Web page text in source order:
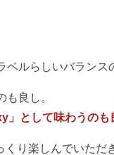
ルらしいバランス
も良し。
」として味わうのも
り楽しんでいただ